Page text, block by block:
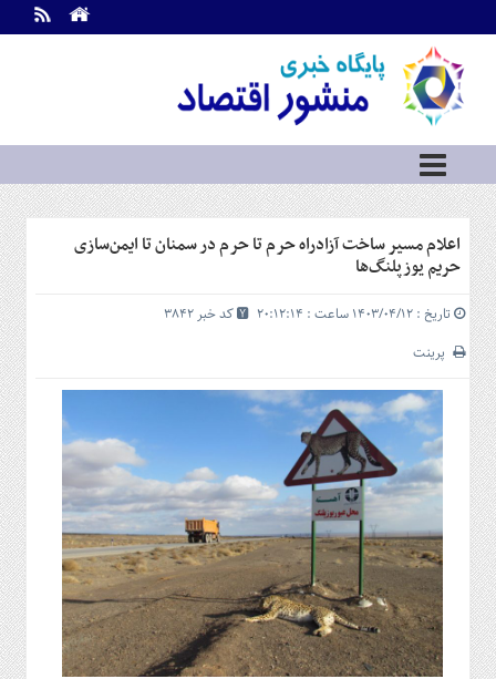
اطلاعات
تماس
ما
درباره
ما
سرویس
ها
خانه
سرمایه
و
بورس
مسکن
و
شهری
گاز
و
پتروشیمی
صنعت
و
خودرو
استارت
اعلام مسیر ساخت آزادراه حرم تا حرم در سمنان تا ایمن‌سازی
حریم یوزپلنگ‌ها
تاریخ : ۱۴۰۳/۰۴/۱۲ ساعت : ۲۰:۱۲:۱۴
کد خبر 3842
پرینت